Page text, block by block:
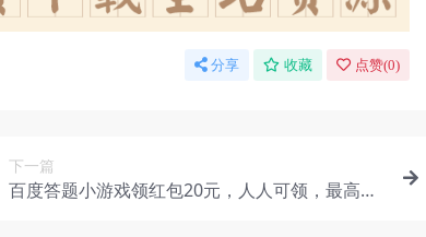
分享 收藏 点赞(0)
下一篇
百度答题小游戏领红包20元，人人可领，最高可